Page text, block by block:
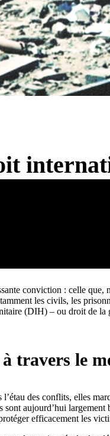
conviction : celle
les civils, les
(DIH) – ou droit de la
travers le
des conflits, elles
aujourd’hui
efficacement les